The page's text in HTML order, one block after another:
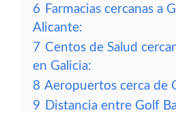
6 Farmacias cercanas a
Alicante:
7 Centos de Salud
en Galicia:
8 Aeropuertos cerca de
9 Distancia entre Golf